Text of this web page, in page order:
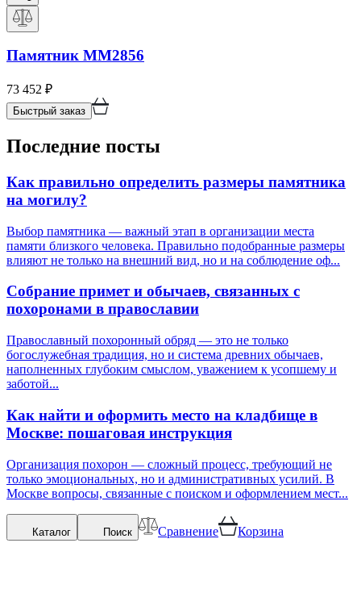
Памятник ММ2856
73 452 ₽
Быстрый заказ
Последние посты
Как правильно определить размеры памятника
на могилу?
Выбор памятника — важный этап в организации места
памяти близкого человека. Правильно подобранные размеры
влияют не только на внешний вид, но и на соблюдение оф...
Собрание примет и обычаев, связанных с
похоронами в православии
Православный похоронный обряд — это не только
богослужебная традиция, но и система древних обычаев,
наполненных глубоким смыслом, уважением к усопшему и
заботой...
Как найти и оформить место на кладбище в
Москве: пошаговая инструкция
Организация похорон — сложный процесс, требующий не
только эмоциональных, но и административных усилий. В
Москве вопросы, связанные с поиском и оформлением мест...
Каталог Поиск Сравнение Корзина